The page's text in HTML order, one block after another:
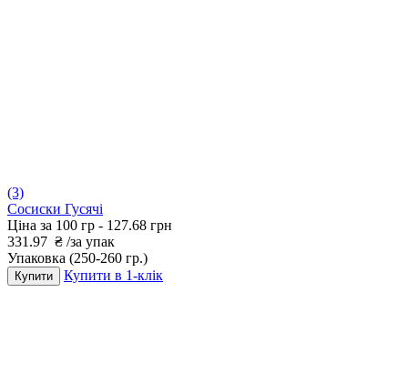
(3)
Сосиски Гусячі
Ціна за 100 гр - 127.68 грн
331.97 ₴ /за упак
Упаковка (250-260 гр.)
Купити Купити в 1-клік